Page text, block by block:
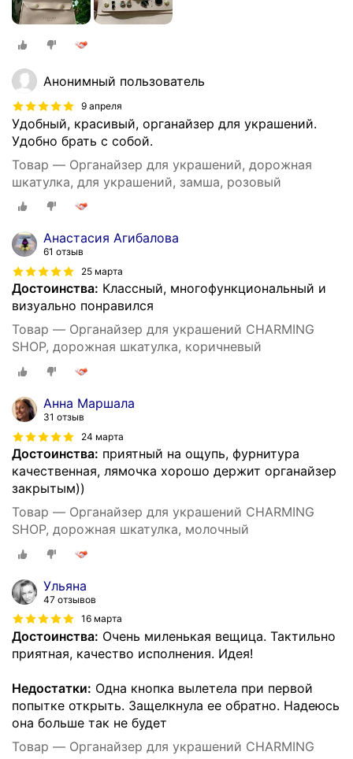
Анонимный пользователь
9 апреля
Удобный, красивый, органайзер для украшений.
Удобно брать с собой.
Товар — Органайзер для украшений, дорожная
шкатулка, для украшений, замша, розовый
Анастасия Агибалова
61 отзыв
25 марта
Достоинства: Классный, многофункциональный и
визуально понравился
Товар — Органайзер для украшений CHARMING
SHOP, дорожная шкатулка, коричневый
Анна Маршала
31 отзыв
24 марта
Достоинства: приятный на ощупь, фурнитура
качественная, лямочка хорошо держит органайзер
закрытым))
Товар — Органайзер для украшений CHARMING
SHOP, дорожная шкатулка, молочный
Ульяна
47 отзывов
16 марта
Достоинства: Очень миленькая вещица. Тактильно
приятная, качество исполнения. Идея!
Недостатки: Одна кнопка вылетела при первой
попытке открыть. Защелкнула ее обратно. Надеюсь
она больше так не будет
Товар — Органайзер для украшений CHARMING